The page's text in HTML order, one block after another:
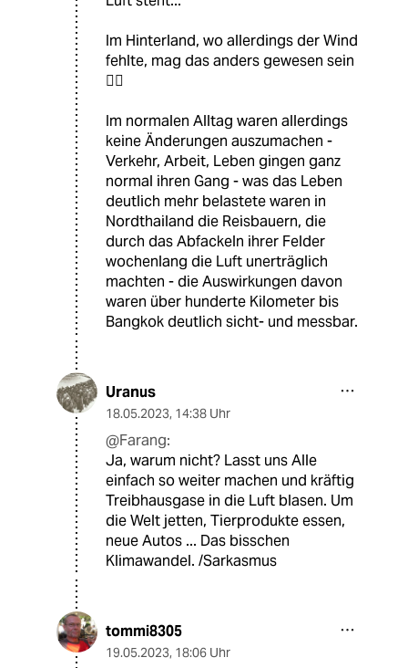
Im Hinterland, wo allerdings der Wind
fehlte, mag das anders gewesen sein
🤷‍♂️
Im normalen Alltag waren allerdings
keine Änderungen auszumachen -
Verkehr, Arbeit, Leben gingen ganz
normal ihren Gang - was das Leben
deutlich mehr belastete waren in
Nordthailand die Reisbauern, die
durch das Abfackeln ihrer Felder
wochenlang die Luft unerträglich
machten - die Auswirkungen davon
waren über hunderte Kilometer bis
Bangkok deutlich sicht- und messbar.
Uranus
18.05.2023, 14:38 Uhr
@Farang:
Ja, warum nicht? Lasst uns Alle
einfach so weiter machen und kräftig
Treibhausgase in die Luft blasen. Um
die Welt jetten, Tierprodukte essen,
neue Autos ... Das bisschen
Klimawandel. /Sarkasmus
tommi8305
19.05.2023, 18:06 Uhr